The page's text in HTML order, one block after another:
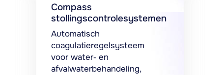
Compass
stollingscontrolesystemen
Automatisch
coagulatieregelsysteem
voor water- en
afvalwaterbehandeling,